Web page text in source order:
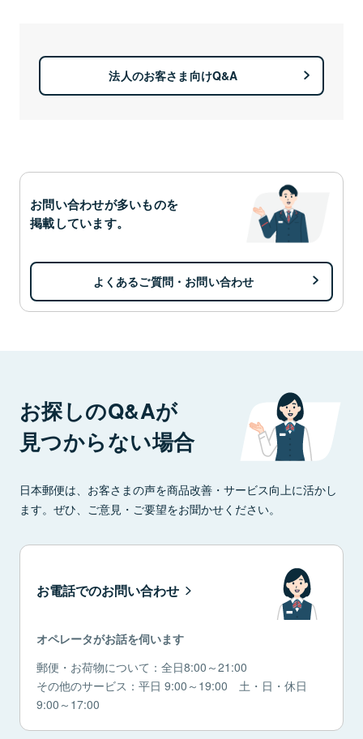
法人のお客さま向けQ&A
お問い合わせが多いものを
掲載しています。
よくあるご質問・お問い合わせ
お探しのQ&Aが
見つからない場合
日本郵便は、お客さまの声を商品改善・サービス向上に活かし
ます。ぜひ、ご意見・ご要望をお聞かせください。
お電話でのお問い合わせ
オペレータがお話を伺います
郵便・お荷物について：全日8:00～21:00
その他のサービス：平日 9:00～19:00 土・日・休日
9:00～17:00